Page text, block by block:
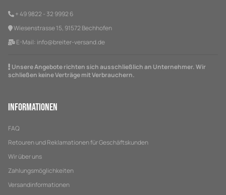
+ 49 9822 - 32 9992 6
Wiesenstrasse 15, 91572 Bechhofen
E-Mail: info@breiter-versand.de
Unsere Angebote richten sich ausschließlich an Unternehmer. Wir
schließen keine Verträge mit Verbrauchern.
Informationen
FAQ
Retouren und Reklamationen für Geschäftskunden
Wir über uns
Zahlungsmöglichkeiten
Versandinformationen